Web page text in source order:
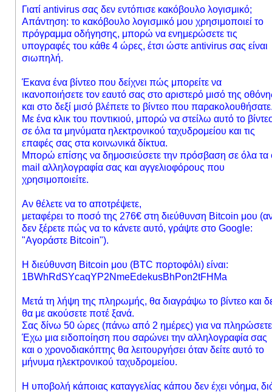
Γιατί antivirus σας δεν εντόπισε κακόβουλο λογισμικό;
Απάντηση: το κακόβουλο λογισμικό μου χρησιμοποιεί το
πρόγραμμα οδήγησης, μπορώ να ενημερώσετε τις
υπογραφές του κάθε 4 ώρες, έτσι ώστε antivirus σας είναι
σιωπηλή.
Έκανα ένα βίντεο που δείχνει πώς μπορείτε να
ικανοποιήσετε τον εαυτό σας στο αριστερό μισό της
και στο δεξί μισό βλέπετε το βίντεο που
Με ένα κλικ του ποντικιού, μπορώ να στείλω αυτό το
σε όλα τα μηνύματα ηλεκτρονικού ταχυδρομείου και τις
επαφές σας στα κοινωνικά δίκτυα.
Μπορώ επίσης να δημοσιεύσετε την πρόσβαση σε όλα τα
mail αλληλογραφία σας και αγγελιοφόρους που
χρησιμοποιείτε.
Αν θέλετε να το αποτρέψετε,
μεταφέρει το ποσό της 276€ στη διεύθυνση Bitcoin μου
δεν ξέρετε πώς να το κάνετε αυτό, γράψτε στο Google:
"Αγοράστε Bitcoin").
Η διεύθυνση Bitcoin μου (BTC πορτοφόλι) είναι:
1BWhRdSYcaqYP2NmeEdekusBhPon2tFHMa
Μετά τη λήψη της πληρωμής, θα διαγράψω το βίντεο και
θα με ακούσετε ποτέ ξανά.
Σας δίνω 50 ώρες (πάνω από 2 ημέρες) για να
Έχω μια ειδοποίηση που σαρώνει την αλληλογραφία σας
και ο χρονοδιακόπτης θα λειτουργήσει όταν δείτε αυτό το
μήνυμα ηλεκτρονικού ταχυδρομείου.
Η υποβολή κάποιας καταγγελίας κάπου δεν έχει νόημα,